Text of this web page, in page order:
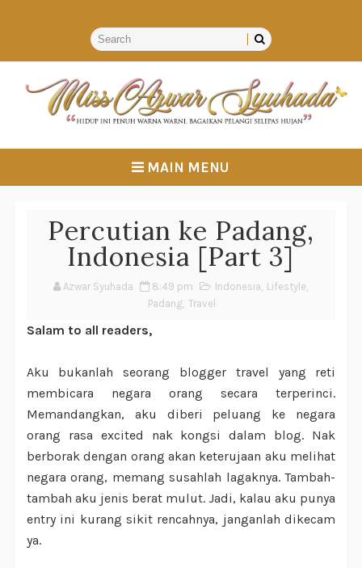
MAIN MENU
Percutian ke Padang,
Indonesia [Part 3]
Azwar Syuhada 8:49 pm Indonesia Lifestyle
Padang, Travel
Salam to all readers,
Aku bukanlah seorang blogger travel yang reti
membicara negara orang secara terperinci.
Memandangkan, aku diberi peluang ke negara
orang rasa excited nak kongsi dalam blog. Nak
berborak dengan orang akan keterujaan aku melihat
negara orang, memang susahlah lagaknya. Tambah-
tambah aku jenis berat mulut. Jadi, kalau aku punya
entry ini kurang sikit rencahnya, janganlah dikecam
ya.